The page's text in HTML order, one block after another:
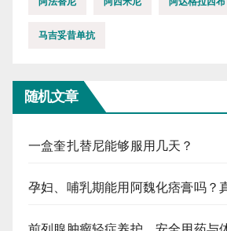
马吉妥昔单抗
随机文章
一盒奎扎替尼能够服用几天？
孕妇、哺乳期能用阿魏化痞膏吗？